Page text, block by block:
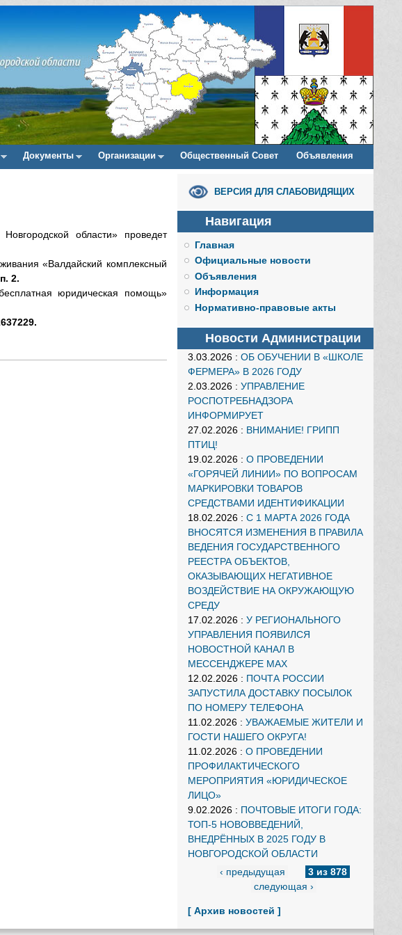
Документы Организации Общественный Совет Объявления
области» проведет
«Валдайский комплексный
2.
юридическая помощь»
ВЕРСИЯ ДЛЯ СЛАБОВИДЯЩИХ
Навигация
Главная
Официальные новости
Объявления
Информация
Нормативно-правовые акты
Новости Администрации
3.03.2026 : ОБ ОБУЧЕНИИ В «ШКОЛЕ
ФЕРМЕРА» В 2026 ГОДУ
2.03.2026 : УПРАВЛЕНИЕ
РОСПОТРЕБНАДЗОРА
ИНФОРМИРУЕТ
27.02.2026 : ВНИМАНИЕ! ГРИПП
ПТИЦ!
19.02.2026 : О ПРОВЕДЕНИИ
«ГОРЯЧЕЙ ЛИНИИ» ПО ВОПРОСАМ
МАРКИРОВКИ ТОВАРОВ
СРЕДСТВАМИ ИДЕНТИФИКАЦИИ
18.02.2026 : С 1 МАРТА 2026 ГОДА
ВНОСЯТСЯ ИЗМЕНЕНИЯ В ПРАВИЛА
ВЕДЕНИЯ ГОСУДАРСТВЕННОГО
РЕЕСТРА ОБЪЕКТОВ,
ОКАЗЫВАЮЩИХ НЕГАТИВНОЕ
ВОЗДЕЙСТВИЕ НА ОКРУЖАЮЩУЮ
СРЕДУ
17.02.2026 : У РЕГИОНАЛЬНОГО
УПРАВЛЕНИЯ ПОЯВИЛСЯ
НОВОСТНОЙ КАНАЛ В
МЕССЕНДЖЕРЕ MAX
12.02.2026 : ПОЧТА РОССИИ
ЗАПУСТИЛА ДОСТАВКУ ПОСЫЛОК
ПО НОМЕРУ ТЕЛЕФОНА
11.02.2026 : УВАЖАЕМЫЕ ЖИТЕЛИ И
ГОСТИ НАШЕГО ОКРУГА!
11.02.2026 : О ПРОВЕДЕНИИ
ПРОФИЛАКТИЧЕСКОГО
МЕРОПРИЯТИЯ «ЮРИДИЧЕСКОЕ
ЛИЦО»
9.02.2026 : ПОЧТОВЫЕ ИТОГИ ГОДА:
ТОП-5 НОВОВВЕДЕНИЙ,
ВНЕДРЁННЫХ В 2025 ГОДУ В
НОВГОРОДСКОЙ ОБЛАСТИ
‹ предыдущая
3 из 878
следующая ›
[ Архив новостей ]